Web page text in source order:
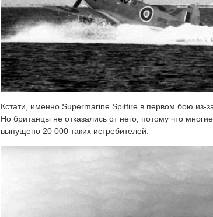
Кстати, именно Supermarine Spitfire в первом бою из-
Но британцы не отказались от него, потому что
выпущено 20 000 таких истребителей.